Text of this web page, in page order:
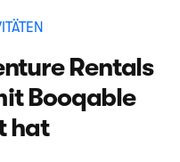
Rentals
Booqable
hat